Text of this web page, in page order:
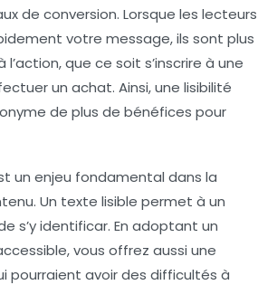
de conversion. Lorsque les lecteurs
votre message, ils sont plus
l’action, que ce soit s’inscrire à une
un achat. Ainsi, une lisibilité
de plus de bénéfices pour
un enjeu fondamental dans la
Un texte lisible permet à un
s’y identificar. En adoptant un
vous offrez aussi une
pourraient avoir des difficultés à